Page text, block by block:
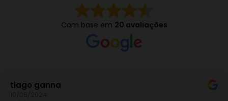
Com base em 20 avaliações
tiago ganna